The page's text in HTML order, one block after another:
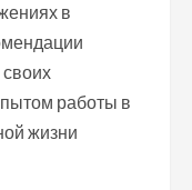
в
работы в
жизни